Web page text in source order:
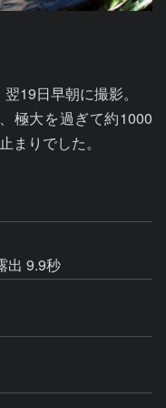
19日早朝に撮影。
極大を過ぎて約1000
まりでした。
出 9.9秒